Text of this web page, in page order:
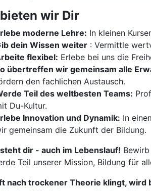
wir Dir
moderne Lehre: In kleinen
dein Wissen weiter : Vermittle
flexibel: Erlebe bei uns die
übertreffen wir gemeinsam alle
den fachlichen Austausch.
Teil des weltbesten Teams:
Du-Kultur.
Innovation und Dynamik: In
gemeinsam die Zukunft der Bildung.
dir - auch im Lebenslauf!
Teil unserer Mission, Bildung für
nach trockener Theorie klingt, wird